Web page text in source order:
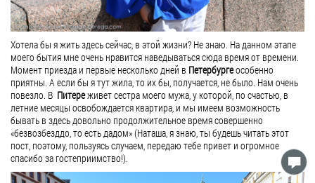
Хотела бы я жить здесь сейчас, в этой жизни? Не знаю. На данном этапе
моего бытия мне очень нравится наведываться сюда время от времени.
Момент приезда и первые несколько дней в Петербургеособенно
приятны. А если бы я тут жила, то их бы, получается, не было. Нам очень
повезло. В Питереживет сестра моего мужа, у которой, по счастью, в
летние месяцы освобождается квартира, и мы имеем возможность
бывать в здесь довольно продолжительное время совершенно
«безвозбезддо, то есть дадом» (Наташа, я знаю, ты будешь читать этот
пост, поэтому, пользуясь случаем, передаю тебе привет и огромное
спасибо за гостеприимство!).